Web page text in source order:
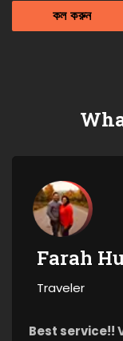
কল করুন
Farah
Traveler
Best service!!